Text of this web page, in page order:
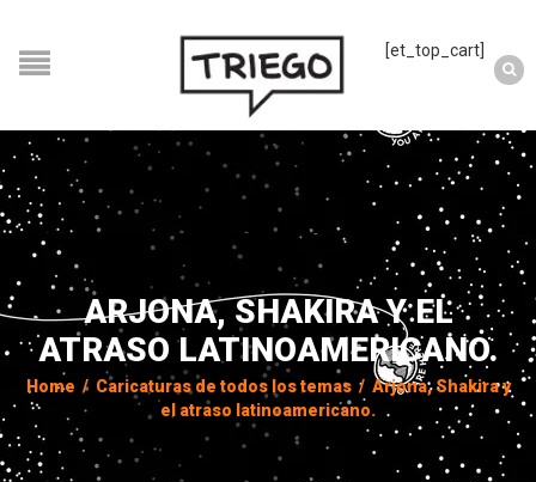
[et_top_cart]
ARJONA, SHAKIRA Y EL
ATRASO LATINOAMERICANO.
Home / Caricaturas de todos los temas / Arjona, Shakira y
el atraso latinoamericano.